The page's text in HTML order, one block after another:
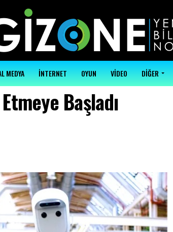
MEDYA İNTERNET OYUN VİDEO DİĞER
Başladı